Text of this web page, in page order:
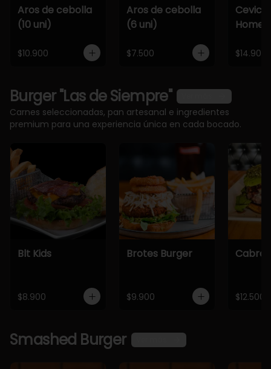
Aros de cebolla
(10 uni)
$10.900
Aros de cebolla
(6 uni)
$7.500
Home
$14.900
Burger "Las de Siempre"
Carnes seleccionadas, pan artesanal e ingredientes
premium para una experiencia única en cada bocado.
Blt Kids
$8.900
Brotes Burger
$9.900
Cabra
$12.500
Smashed Burger